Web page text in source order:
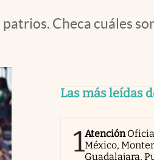
Checa cuáles
Las más leídas
1Atención
México,
Guadalajara,